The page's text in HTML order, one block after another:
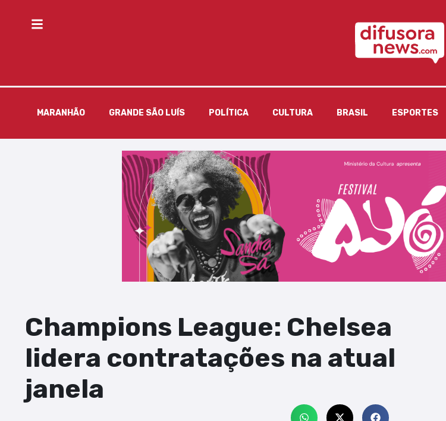
MARANHÃO GRANDE SÃO LUÍS POLÍTICA CULTURA BRASIL ESPORTES
Champions League: Chelsea
lidera contratações na atual
janela